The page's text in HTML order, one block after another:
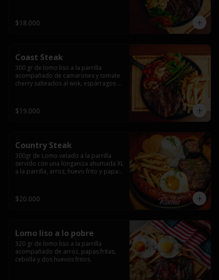
$18.000
Coast Steak
300 gr de lomo liso a la parrilla
acompañado de camarones y tomate
cherry salteados al wok, espárragos
$19.000
Country Steak
300gr de Lomo vetado a la parrilla
servido con una longaniza ahumada XL
a la parrilla, arroz, huevo frito y papas
$20.000
Lomo liso a lo pobre
320 gr de lomo liso a la parrilla
acompañado de arroz, papas fritas,
cebolla y dos huevos fritos.